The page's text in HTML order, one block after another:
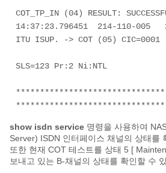
COT_TP_IN (04) RESULT:
14:37:23.796451  214-110-005
ITU ISUP. -> COT (05) CIC=0001
SLS=123 Pr:2 Ni:NTL
show isdn service 명령을 사용하여
Server) ISDN 인터페이스 채널의 상태를
또한 현재 COT 테스트를 상태 5 [
보내고 있는 B-채널의 상태를 확인할 수